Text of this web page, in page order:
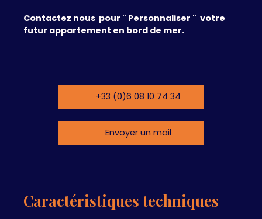
Contactez nous pour " Personnaliser " votre
futur appartement en bord de mer.
+33 (0)6 08 10 74 34
Envoyer un mail
Caractéristiques techniques